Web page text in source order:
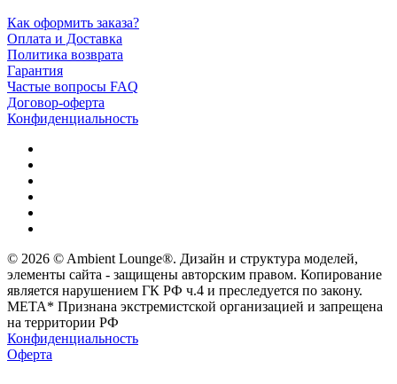
Как оформить заказа?
Оплата и Доставка
Политика возврата
Гарантия
Частые вопросы FAQ
Договор-оферта
Конфиденциальность
© 2026 © Ambient Lounge®. Дизайн и структура моделей,
элементы сайта - защищены авторским правом. Копирование
является нарушением ГК РФ ч.4 и преследуется по закону.
МЕТА* Признана экстремистской организацией и запрещена
на территории РФ
Конфиденциальность
Оферта